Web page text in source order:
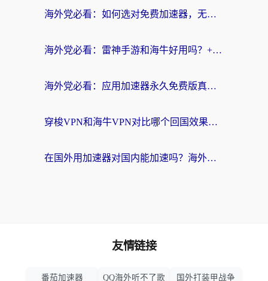
海外党必看：如何选对免费加速器，无缝访问国内资源不踩坑？
海外党必看：雷神手游和海牛好用吗？+3款热门加速器实测对比，附番茄加速器无缝回国指南
海外党必看：应用加速器永久免费版真的存在吗？教你选对回国加速器无缝刷国内资源
穿梭VPN和海牛VPN对比哪个回国效果更好？海外华人亲测3款热门加速器+避坑指南
在国外用加速器对国内能加速吗？海外党亲测有效的无缝访问指南
友情链接
番茄加速器 QQ海外听不了歌 国外打装甲战争